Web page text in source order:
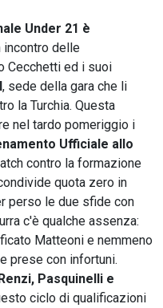
Under 21 è
incontro delle
Cecchetti ed i suoi
, sede della gara che li
la Turchia. Questa
nel tardo pomeriggio i
Ufficiale allo
contro la formazione
quota zero in
perso le due sfide con
c'è qualche assenza:
Matteoni e nemmeno
prese con infortuni.
Pasquinelli e
ciclo di qualificazioni